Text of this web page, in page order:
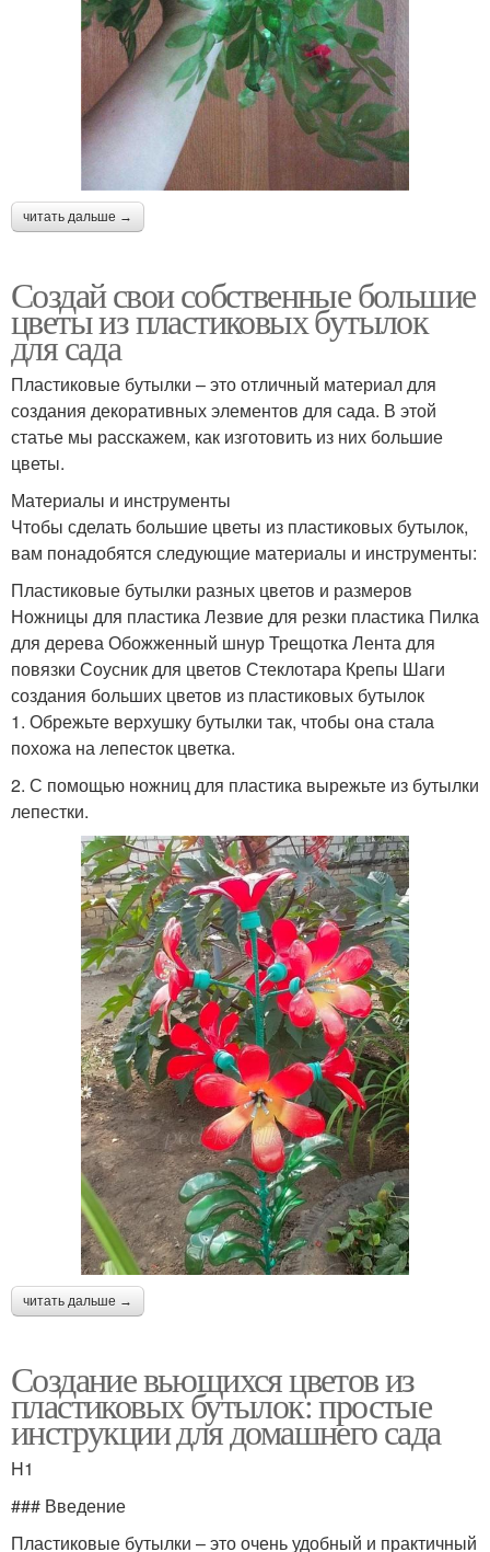
читать дальше →
Создай свои собственные большие
цветы из пластиковых бутылок
для сада
Пластиковые бутылки – это отличный материал для
создания декоративных элементов для сада. В этой
статье мы расскажем, как изготовить из них большие
цветы.
Материалы и инструменты
Чтобы сделать большие цветы из пластиковых бутылок,
вам понадобятся следующие материалы и инструменты:
Пластиковые бутылки разных цветов и размеров
Ножницы для пластика Лезвие для резки пластика Пилка
для дерева Обожженный шнур Трещотка Лента для
повязки Соусник для цветов Стеклотара Крепы Шаги
создания больших цветов из пластиковых бутылок
1. Обрежьте верхушку бутылки так, чтобы она стала
похожа на лепесток цветка.
2. С помощью ножниц для пластика вырежьте из бутылки
лепестки.
читать дальше →
Создание вьющихся цветов из
пластиковых бутылок: простые
инструкции для домашнего сада
H1
### Введение
Пластиковые бутылки – это очень удобный и практичный